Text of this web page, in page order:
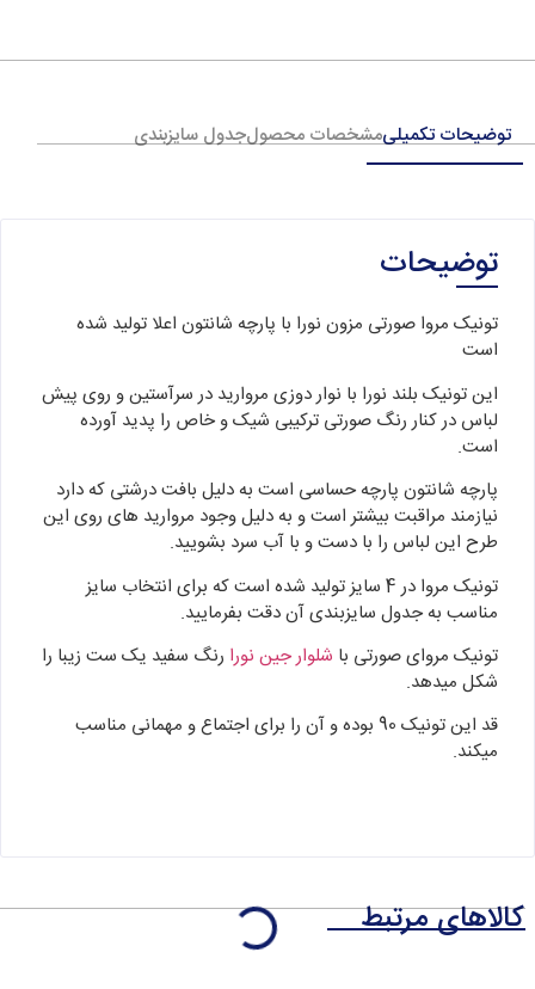
توضیحات تکمیلیمشخصات محصولجدول سایزبندی
توضیحات
تونیک مروا صورتی مزون نورا با پارچه شانتون اعلا تولید شده
است
این تونیک بلند نورا با نوار دوزی مروارید در سرآستین و روی پیش
لباس در کنار رنگ صورتی ترکیبی شیک و خاص را پدید آورده
است.
پارچه شانتون پارچه حساسی است به دلیل بافت درشتی که دارد
نیازمند مراقبت بیشتر است و به دلیل وجود مروارید های روی این
طرح این لباس را با دست و با آب سرد بشویید.
تونیک مروا در 4 سایز تولید شده است که برای انتخاب سایز
مناسب به جدول سایزبندی آن دقت بفرمایید.
تونیک مروای صورتی با شلوار جین نورا رنگ سفید یک ست زیبا را
شکل میدهد.
قد این تونیک 90 بوده و آن را برای اجتماع و مهمانی مناسب
میکند.
کالاهای مرتبط